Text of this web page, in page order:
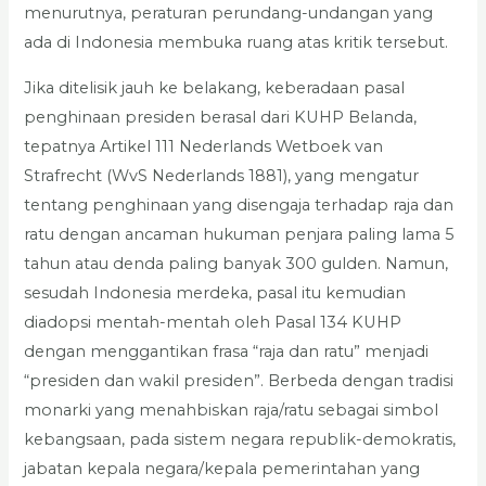
menurutnya, peraturan perundang-undangan yang
ada di Indonesia membuka ruang atas kritik tersebut.
Jika ditelisik jauh ke belakang, keberadaan pasal
penghinaan presiden berasal dari KUHP Belanda,
tepatnya Artikel 111 Nederlands Wetboek van
Strafrecht (WvS Nederlands 1881), yang mengatur
tentang penghinaan yang disengaja terhadap raja dan
ratu dengan ancaman hukuman penjara paling lama 5
tahun atau denda paling banyak 300 gulden. Namun,
sesudah Indonesia merdeka, pasal itu kemudian
diadopsi mentah-mentah oleh Pasal 134 KUHP
dengan menggantikan frasa “raja dan ratu” menjadi
“presiden dan wakil presiden”. Berbeda dengan tradisi
monarki yang menahbiskan raja/ratu sebagai simbol
kebangsaan, pada sistem negara republik-demokratis,
jabatan kepala negara/kepala pemerintahan yang